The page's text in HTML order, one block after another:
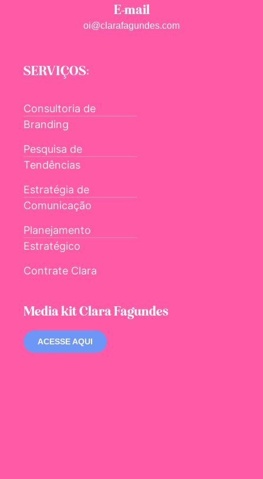
E-mail
oi@clarafagundes.com
SERVIÇOS:
Consultoria de
Branding
Pesquisa de
Tendências
Estratégia de
Comunicação
Planejamento
Estratégico
Contrate Clara
Media kit Clara Fagundes
ACESSE AQUI